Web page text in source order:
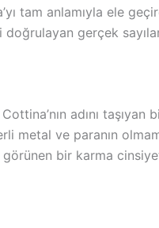
tam anlamıyla ele
gerçek sayıları
adını
ve paranın
bir karma